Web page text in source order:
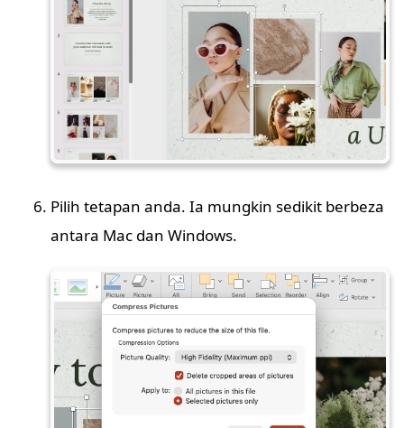
Pilih tetapan anda. Ia mungkin sedikit berbeza
antara Mac dan Windows.